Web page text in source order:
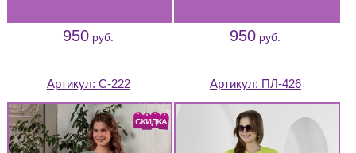
950 руб. 950 руб.
Артикул: С-222 Артикул: ПЛ-426